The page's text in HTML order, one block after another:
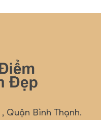
Quận Bình Thạnh.